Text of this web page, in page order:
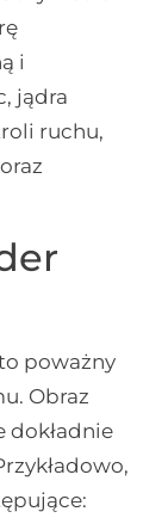
i
jądra
ruchu,
poważny
Obraz
dokładnie